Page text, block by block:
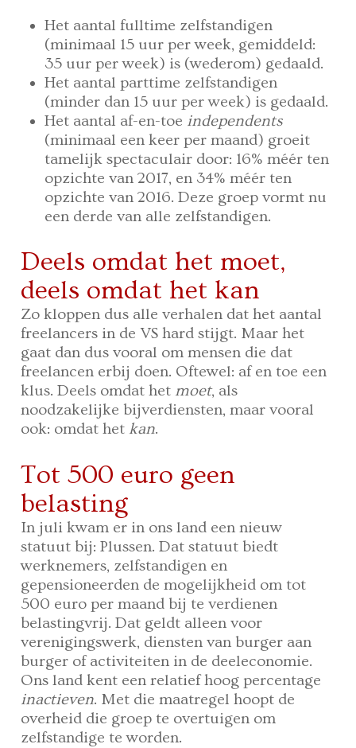
Het aantal fulltime zelfstandigen
(minimaal 15 uur per week, gemiddeld:
35 uur per week) is (wederom) gedaald.
Het aantal parttime zelfstandigen
(minder dan 15 uur per week) is gedaald.
Het aantal af-en-toe independents
(minimaal een keer per maand) groeit
tamelijk spectaculair door: 16% méér ten
opzichte van 2017, en 34% méér ten
opzichte van 2016. Deze groep vormt nu
een derde van alle zelfstandigen.
Deels omdat het moet,
deels omdat het kan
Zo kloppen dus alle verhalen dat het aantal
freelancers in de VS hard stijgt. Maar het
gaat dan dus vooral om mensen die dat
freelancen erbij doen. Oftewel: af en toe een
klus. Deels omdat het moet, als
noodzakelijke bijverdiensten, maar vooral
ook: omdat hetkan.
Tot 500 euro geen
belasting
In juli kwam er in ons land een nieuw
statuut bij: Plussen. Dat statuut biedt
werknemers, zelfstandigen en
gepensioneerden de mogelijkheid om tot
500 euro per maand bij te verdienen
belastingvrij. Dat geldt alleen voor
verenigingswerk, diensten van burger aan
burger of activiteiten in de deeleconomie.
Ons land kent een relatief hoog percentage
inactieven. Met die maatregel hoopt de
overheid die groep te overtuigen om
zelfstandige te worden.